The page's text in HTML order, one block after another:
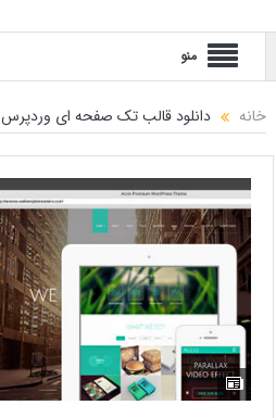
منو
خانه دانلود قالب تک صفحه ای وردپرس